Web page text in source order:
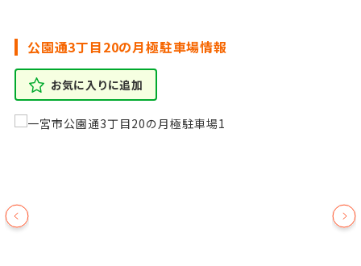
公園通3丁目20の月極駐車場情報
お気に入りに追加